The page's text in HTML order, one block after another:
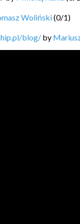
Woliński(0/1)
blog/ by